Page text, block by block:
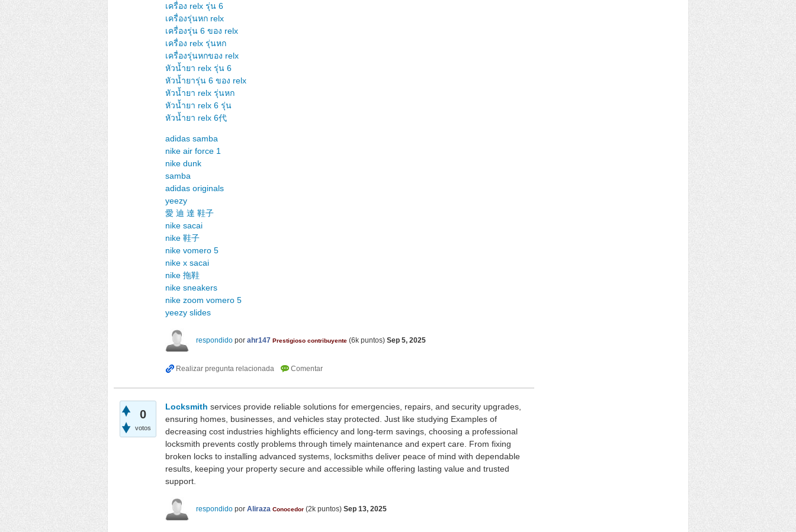
เครื่อง relx รุ่น 6
เครื่องรุ่นหก relx
เครื่องรุ่น 6 ของ relx
เครื่อง relx รุ่นหก
เครื่องรุ่นหกของ relx
หัวน้ำยา relx รุ่น 6
หัวน้ำยารุ่น 6 ของ relx
หัวน้ำยา relx รุ่นหก
หัวน้ำยา relx 6 รุ่น
หัวน้ำยา relx 6代
adidas samba
nike air force 1
nike dunk
samba
adidas originals
yeezy
愛 迪 達 鞋子
nike sacai
nike 鞋子
nike vomero 5
nike x sacai
nike 拖鞋
nike sneakers
nike zoom vomero 5
yeezy slides
respondido por ahr147 Prestigioso contribuyente (6k puntos) Sep 5, 2025
0
votos
Locksmith services provide reliable solutions for emergencies, repairs, and security upgrades,
ensuring homes, businesses, and vehicles stay protected. Just like studying Examples of
decreasing cost industries highlights efficiency and long-term savings, choosing a professional
locksmith prevents costly problems through timely maintenance and expert care. From fixing
broken locks to installing advanced systems, locksmiths deliver peace of mind with dependable
results, keeping your property secure and accessible while offering lasting value and trusted
support.
respondido por Aliraza Conocedor (2k puntos) Sep 13, 2025